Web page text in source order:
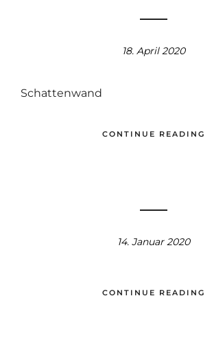
18. April 2020
Schattenwand
CONTINUE READING
14. Januar 2020
CONTINUE READING